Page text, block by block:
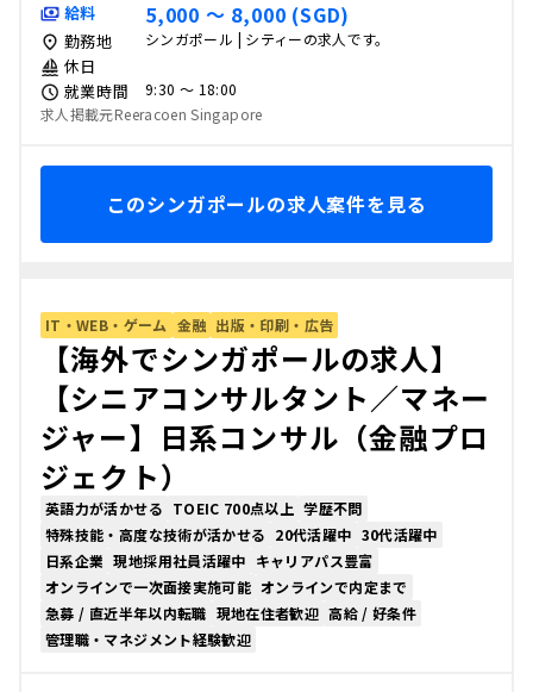
給料 5,000 〜 8,000 (SGD)
勤務地 シンガポール | シティーの求人です。
休日
就業時間
9:30 〜 18:00
求人掲載元Reeracoen Singapore
このシンガポールの求人案件を見る
IT・WEB・ゲーム 金融 出版・印刷・広告
【海外でシンガポールの求人】
【シニアコンサルタント／マネー
ジャー】日系コンサル（金融プロ
ジェクト）
英語力が活かせる TOEIC 700点以上 学歴不問
特殊技能・高度な技術が活かせる 20代活躍中 30代活躍中
日系企業 現地採用社員活躍中 キャリアパス豊富
オンラインで一次面接実施可能 オンラインで内定まで
急募 / 直近半年以内転職 現地在住者歓迎 高給 / 好条件
管理職・マネジメント経験歓迎